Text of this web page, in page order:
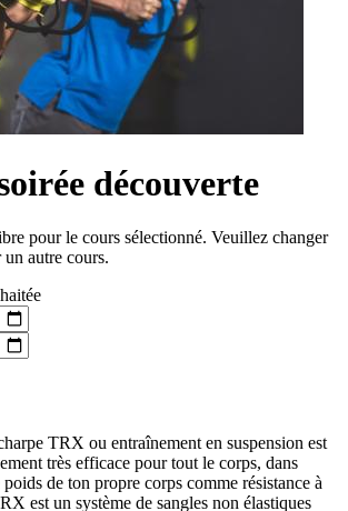
découverte
pour le cours sélectionné. Veuillez changer
autre cours.
TRX ou entraînement en suspension est
très efficace pour tout le corps, dans
de ton propre corps comme résistance à
est un système de sangles non élastiques